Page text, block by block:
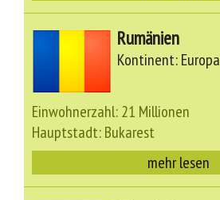
Rumänien
Kontinent: Europa
Einwohnerzahl: 21 Millionen
Hauptstadt: Bukarest
mehr lesen